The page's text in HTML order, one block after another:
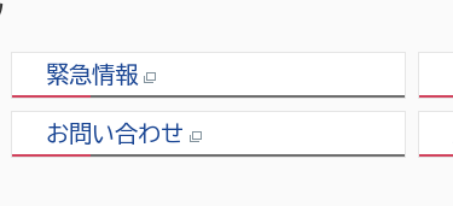
緊急情報
お問い合わせ